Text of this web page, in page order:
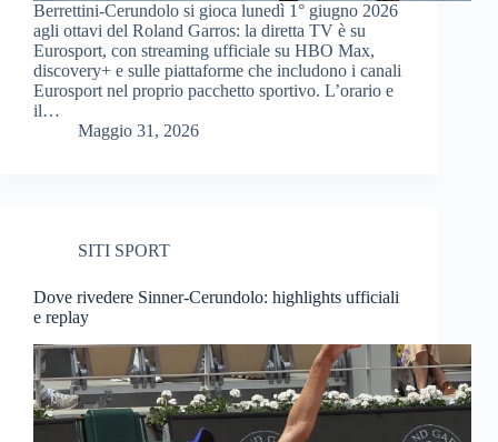
Berrettini-Cerundolo si gioca lunedì 1° giugno 2026
agli ottavi del Roland Garros: la diretta TV è su
Eurosport, con streaming ufficiale su HBO Max,
discovery+ e sulle piattaforme che includono i canali
Eurosport nel proprio pacchetto sportivo. L’orario e
il…
Maggio 31, 2026
SITI SPORT
Dove rivedere Sinner-Cerundolo: highlights ufficiali
e replay